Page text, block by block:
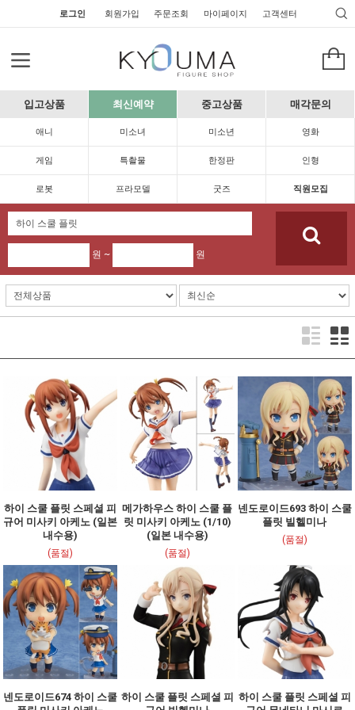
로그인 회원가입 주문조회 마이페이지 고객센터
입고상품 최신예약 중고상품 매각문의
애니 미소녀 미소년 영화
게임 특촬물 한정판 인형
로봇 프라모델 굿즈 직원모집
원 ~ 원
하이 스쿨 플릿 스페셜 피
규어 미사키 아케노 (일본
내수용)
(품절)
메가하우스 하이 스쿨 플
릿 미사키 아케노 (1/10)
(일본 내수용)
(품절)
넨도로이드693 하이 스쿨
플릿 빌헬미나
(품절)
넨도로이드674 하이 스쿨 하이 스쿨 플릿 스페셜 피 하이 스쿨 플릿 스페셜 피